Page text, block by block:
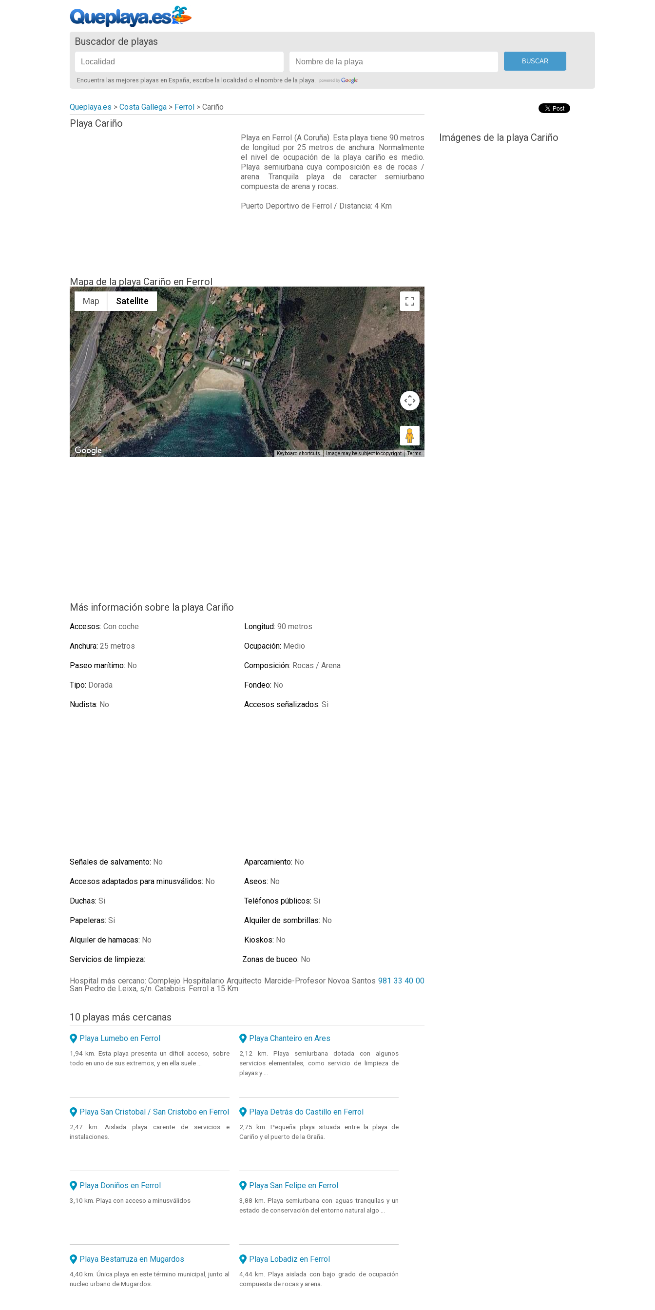
Buscador de playas
Encuentra las mejores playas en España, escribe la localidad o el nombre de la playa.
Queplaya.es > Costa Gallega > Ferrol > Cariño
Playa Cariño
Playa en Ferrol (A Coruña). Esta playa tiene 90 metros
de longitud por 25 metros de anchura. Normalmente
el nivel de ocupación de la playa cariño es medio.
Playa semiurbana cuya composición es de rocas /
arena. Tranquila playa de caracter semiurbano
compuesta de arena y rocas.
Puerto Deportivo de Ferrol / Distancia: 4 Km
Mapa de la playa Cariño en Ferrol
Map Satellite
Keyboard shortcuts Image may be subject to copyright Terms
Más información sobre la playa Cariño
Accesos: Con coche Longitud: 90 metros
Anchura: 25 metros Ocupación: Medio
Paseo marítimo: No Composición: Rocas / Arena
Tipo: Dorada Fondeo: No
Nudista: No Accesos señalizados: Si
Señales de salvamento: No Aparcamiento: No
Accesos adaptados para minusválidos: No Aseos: No
Duchas: Si Teléfonos públicos: Si
Papeleras: Si Alquiler de sombrillas: No
Alquiler de hamacas: No Kioskos: No
Servicios de limpieza: Zonas de buceo: No
Hospital más cercano: Complejo Hospitalario Arquitecto Marcide-Profesor Novoa Santos 981 33 40 00
San Pedro de Leixa, s/n. Catabois. Ferrol a 15 Km
10 playas más cercanas
Playa Lumebo en Ferrol
1,94 km. Esta playa presenta un dificil acceso, sobre
todo en uno de sus extremos, y en ella suele ...
Playa Chanteiro en Ares
2,12 km. Playa semiurbana dotada con algunos
servicios elementales, como servicio de limpieza de
playas y ...
Playa San Cristobal / San Cristobo en Ferrol
2,47 km. Aislada playa carente de servicios e
instalaciones.
Playa Detrás do Castillo en Ferrol
2,75 km. Pequeña playa situada entre la playa de
Cariño y el puerto de la Graña.
Playa Doniños en Ferrol
3,10 km. Playa con acceso a minusválidos
Playa San Felipe en Ferrol
3,88 km. Playa semiurbana con aguas tranquilas y un
estado de conservación del entorno natural algo ...
Playa Bestarruza en Mugardos
4,40 km. Única playa en este término municipal, junto al
nucleo urbano de Mugardos.
Playa Lobadiz en Ferrol
4,44 km. Playa aislada con bajo grado de ocupación
compuesta de rocas y arena.
Imágenes de la playa Cariño